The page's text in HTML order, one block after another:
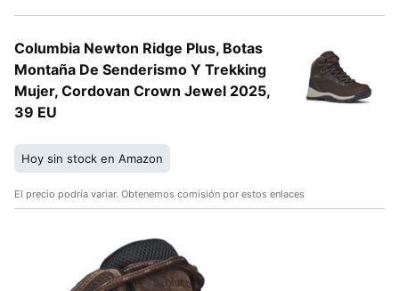
Columbia Newton Ridge Plus, Botas
Montaña De Senderismo Y Trekking
Mujer, Cordovan Crown Jewel 2025,
39 EU
Hoy sin stock en Amazon
El precio podría variar. Obtenemos comisión por estos enlaces